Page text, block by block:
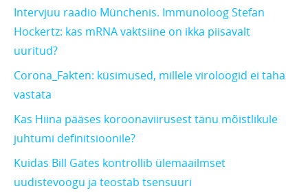
Intervjuu raadio Münchenis. Immunoloog Stefan
Hockertz: kas mRNA vaktsiine on ikka piisavalt
uuritud?
Corona_Fakten: küsimused, millele viroloogid ei taha
vastata
Kas Hiina pääses koroonaviirusest tänu mõistlikule
juhtumi definitsioonile?
Kuidas Bill Gates kontrollib ülemaailmset
uudistevoogu ja teostab tsensuuri